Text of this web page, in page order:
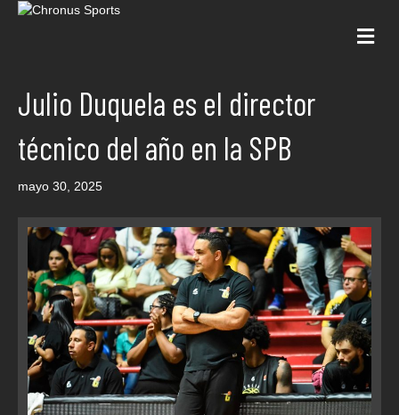
Julio Duquela es el director
técnico del año en la SPB
mayo 30, 2025